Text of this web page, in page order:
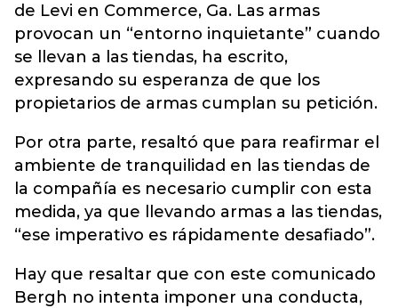
de Levi en Commerce, Ga. Las armas
provocan un “entorno inquietante” cuando
se llevan a las tiendas, ha escrito,
expresando su esperanza de que los
propietarios de armas cumplan su petición.
Por otra parte, resaltó que para reafirmar el
ambiente de tranquilidad en las tiendas de
la compañía es necesario cumplir con esta
medida, ya que llevando armas a las tiendas,
“ese imperativo es rápidamente desafiado”.
Hay que resaltar que con este comunicado
Bergh no intenta imponer una conducta,